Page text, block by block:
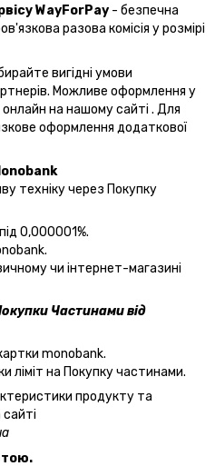
WayForPay - безпечна
разова комісія у розмірі
вигідні умови
Можливе оформлення у
онлайн на нашому сайті . Для
оформлення додаткової
техніку через Покупку
0,000001%.
чи інтернет-магазині
Частинами від
monobank.
ліміт на Покупку частинами.
продукту та